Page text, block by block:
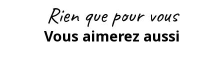
Rien que pour vous
Vous aimerez aussi